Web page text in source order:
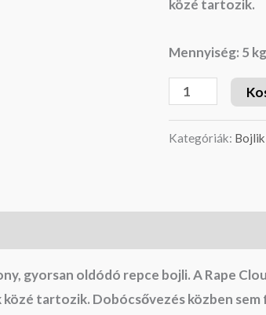
közé tartozik.
Mennyiség: 5
Kategóriák: Bojlik
gyorsan oldódó repce bojli. A Rape
tartozik. Dobócsővezés közben